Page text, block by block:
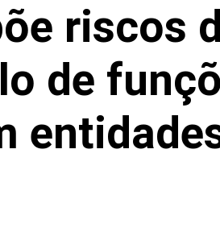
riscos
de